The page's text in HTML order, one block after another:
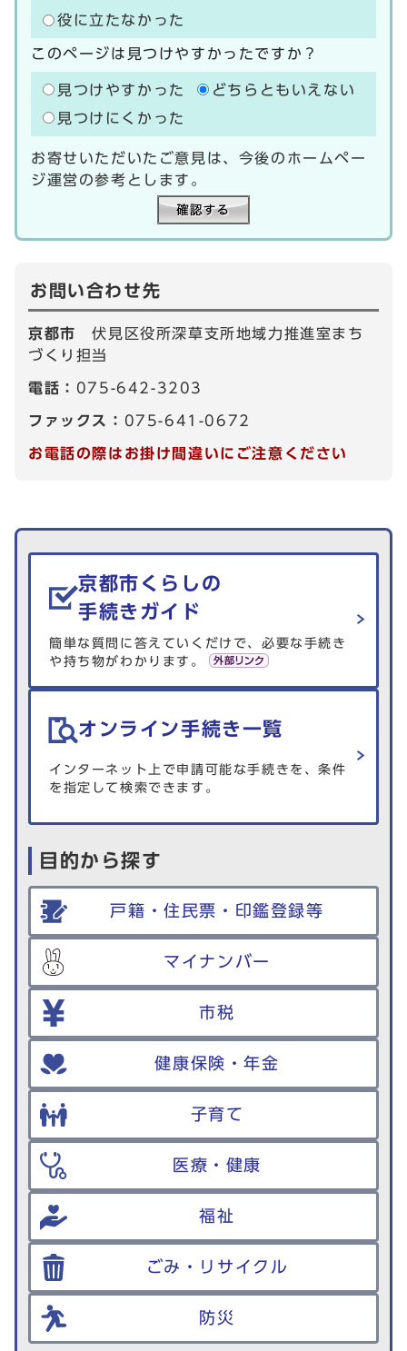
役に立たなかった
このページは見つけやすかったですか？
見つけやすかった
どちらともいえない
見つけにくかった
お寄せいただいたご意見は、今後のホームペー
ジ運営の参考とします。
お問い合わせ先
京都市伏見区役所深草支所地域力推進室まち
づくり担当
電話： 075-642-3203
ファックス： 075-641-0672
お電話の際はお掛け間違いにご注意ください
生活情報を探す
京都市くらしの
手続きガイド
簡単な質問に答えていくだけで、必要な手続き
や持ち物がわかります。
オンライン手続き一覧
インターネット上で申請可能な手続きを、条件
を指定して検索できます。
目的から探す
戸籍・住民票・印鑑登録等
マイナンバー
市税
健康保険・年金
子育て
医療・健康
福祉
ごみ・リサイクル
防災